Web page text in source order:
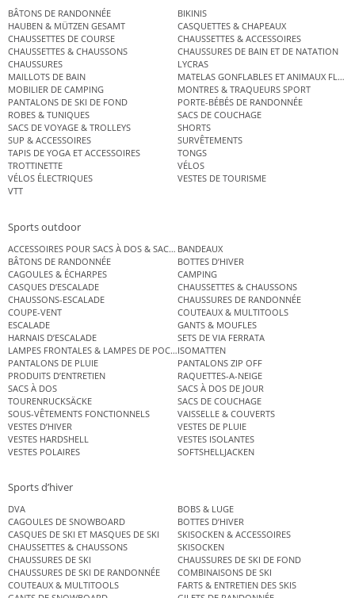
BÂTONS DE RANDONNÉE
BIKINIS
HAUBEN & MÜTZEN GESAMT
CASQUETTES & CHAPEAUX
CHAUSSETTES DE COURSE
CHAUSSETTES & ACCESSOIRES
CHAUSSETTES & CHAUSSONS
CHAUSSURES DE BAIN ET DE NATATION
CHAUSSURES
LYCRAS
MAILLOTS DE BAIN
MATELAS GONFLABLES ET ANIMAUX
MOBILIER DE CAMPING
MONTRES & TRAQUEURS SPORT
PANTALONS DE SKI DE FOND
PORTE-BÉBÉS DE RANDONNÉE
ROBES & TUNIQUES
SACS DE COUCHAGE
SACS DE VOYAGE & TROLLEYS
SHORTS
SUP & ACCESSOIRES
SURVÊTEMENTS
TAPIS DE YOGA ET ACCESSOIRES
TONGS
TROTTINETTE
VÉLOS
VÉLOS ÉLECTRIQUES
VESTES DE TOURISME
VTT
Sports outdoor
ACCESSOIRES POUR SACS À DOS & SACS ÉTANCHES
BANDEAUX
BÂTONS DE RANDONNÉE
BOTTES D’HIVER
CAGOULES & ÉCHARPES
CAMPING
CASQUES D’ESCALADE
CHAUSSETTES & CHAUSSONS
CHAUSSONS-ESCALADE
CHAUSSURES DE RANDONNÉE
COUPE-VENT
COUTEAUX & MULTITOOLS
ESCALADE
GANTS & MOUFLES
HARNAIS D’ESCALADE
SETS DE VIA FERRATA
LAMPES FRONTALES & LAMPES DE POCHEISOMATTEN
PANTALONS DE PLUIE
PANTALONS ZIP OFF
PRODUITS D’ENTRETIEN
RAQUETTES-A-NEIGE
SACS À DOS
SACS À DOS DE JOUR
TOURENRUCKSÄCKE
SACS DE COUCHAGE
SOUS-VÊTEMENTS FONCTIONNELS
VAISSELLE & COUVERTS
VESTES D’HIVER
VESTES DE PLUIE
VESTES HARDSHELL
VESTES ISOLANTES
VESTES POLAIRES
SOFTSHELLJACKEN
Sports d’hiver
DVA
BOBS & LUGE
CAGOULES DE SNOWBOARD
BOTTES D’HIVER
CASQUES DE SKI ET MASQUES DE SKI
SKISOCKEN & ACCESSOIRES
CHAUSSETTES & CHAUSSONS
SKISOCKEN
CHAUSSURES DE SKI
CHAUSSURES DE SKI DE FOND
CHAUSSURES DE SKI DE RANDONNÉE
COMBINAISONS DE SKI
COUTEAUX & MULTITOOLS
FARTS & ENTRETIEN DES SKIS